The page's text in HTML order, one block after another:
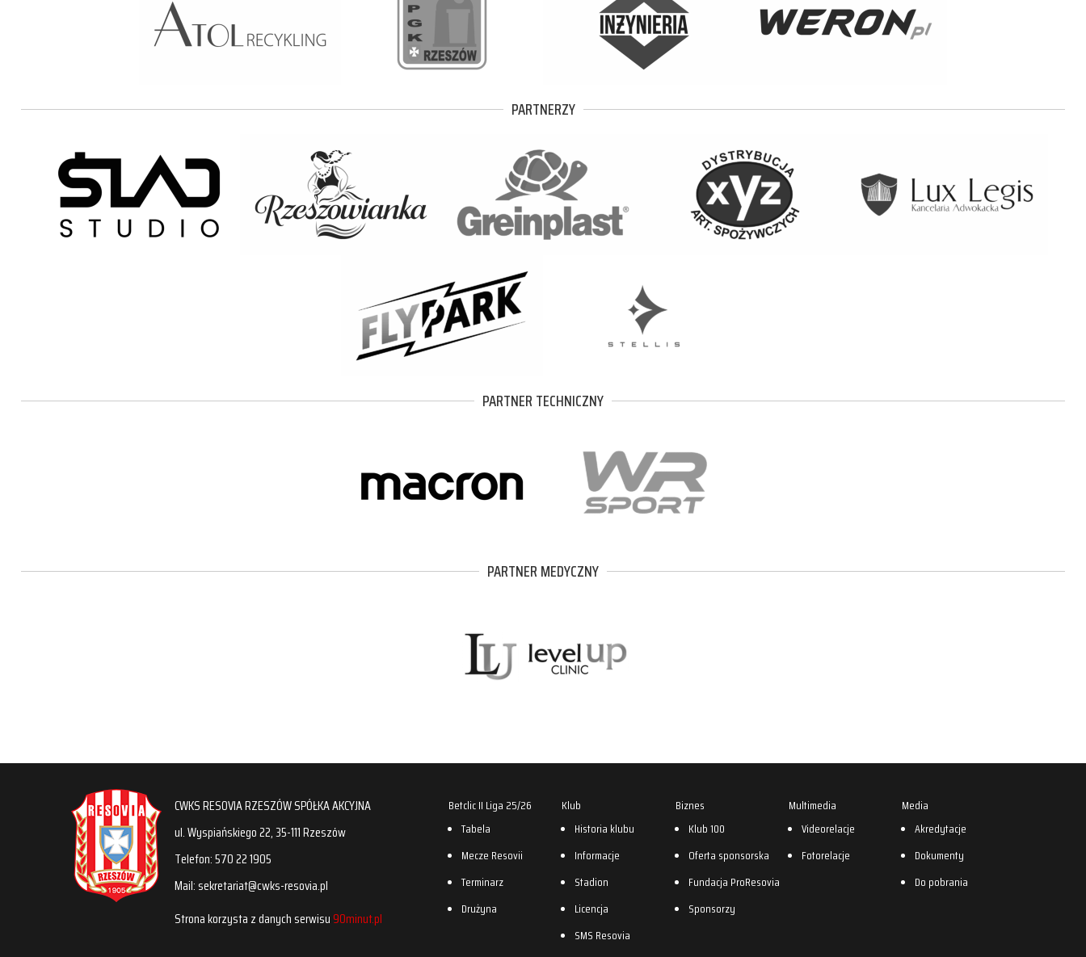
PARTNERZY
PARTNER TECHNICZNY
PARTNER MEDYCZNY
CWKS RESOVIA RZESZÓW SPÓŁKA AKCYJNA
ul. Wyspiańskiego 22, 35-111 Rzeszów
Telefon: 570 22 1905
Mail: sekretariat@cwks-resovia.pl
Strona korzysta z danych serwisu90minut.pl
Betclic II Liga 25/26
Tabela
Mecze Resovii
Terminarz
Drużyna
Klub
Historia klubu
Informacje
Stadion
Licencja
SMS Resovia
Biznes
Klub 100
Oferta sponsorska
Fundacja ProResovia
Sponsorzy
Multimedia
Videorelacje
Fotorelacje
Media
Akredytacje
Dokumenty
Do pobrania